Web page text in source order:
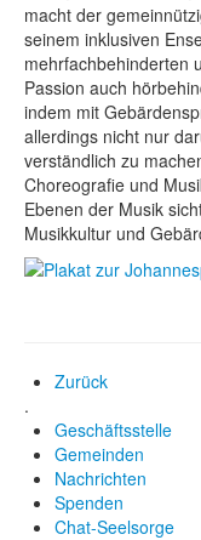
macht der
seinem inklusiven
mehrfachbehinderten
Passion auch
indem mit
allerdings nicht nur
verständlich zu
Choreografie und
Ebenen der Musik
Musikkultur und
Zurück
.
Geschäftsstelle
Gemeinden
Nachrichten
Spenden
Chat-Seelsorge